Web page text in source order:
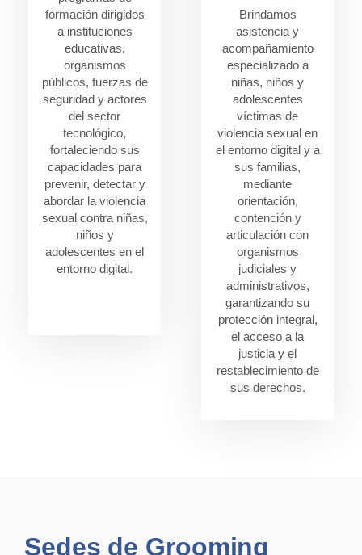
formación dirigidos
a instituciones
educativas,
organismos
públicos, fuerzas de
seguridad y actores
del sector
tecnológico,
fortaleciendo sus
capacidades para
prevenir, detectar y
abordar la violencia
sexual contra niñas,
niños y
adolescentes en el
entorno digital.
Brindamos
asistencia y
acompañamiento
especializado a
niñas, niños y
adolescentes
víctimas de
violencia sexual en
el entorno digital y a
sus familias,
mediante
orientación,
contención y
articulación con
organismos
judiciales y
administrativos,
garantizando su
protección integral,
el acceso a la
justicia y el
restablecimiento de
sus derechos.
Sedes de Grooming